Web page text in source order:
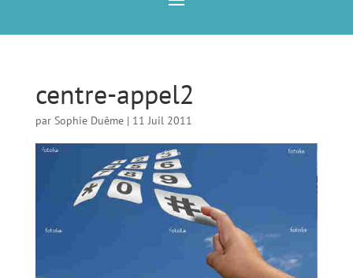
centre-appel2
par Sophie Duême| 11 Juil 2011